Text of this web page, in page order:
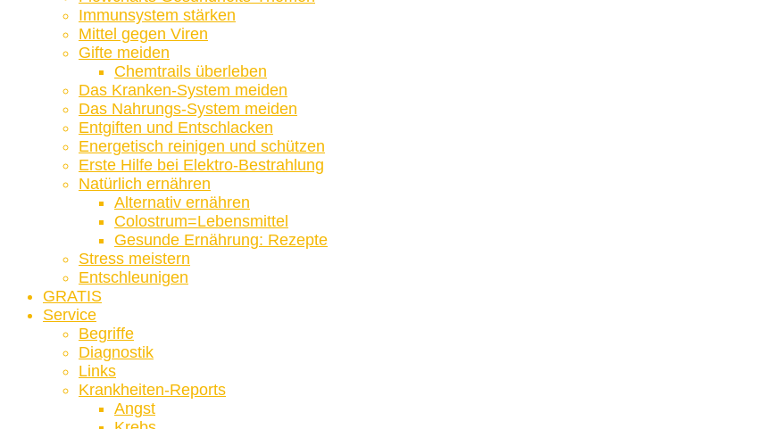
Immunsystem stärken
Mittel gegen Viren
Gifte meiden
Chemtrails überleben
Das Kranken-System meiden
Das Nahrungs-System meiden
Entgiften und Entschlacken
Energetisch reinigen und schützen
Erste Hilfe bei Elektro-Bestrahlung
Natürlich ernähren
Alternativ ernähren
Colostrum=Lebensmittel
Gesunde Ernährung: Rezepte
Stress meistern
Entschleunigen
GRATIS
Service
Begriffe
Diagnostik
Links
Krankheiten-Reports
Angst